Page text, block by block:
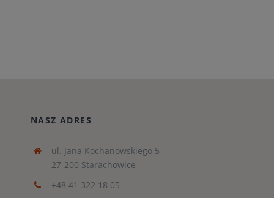
NASZ ADRES
ul. Jana Kochanowskiego 5
27-200 Starachowice
+48 41 322 18 05